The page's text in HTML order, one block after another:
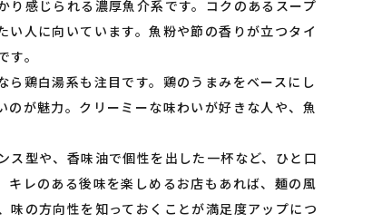
感じられる濃厚魚介系です。コクのあるスープ
人に向いています。魚粉や節の香りが立つタイ
。
鶏白湯系も注目です。鶏のうまみをベースにし
が魅力。クリーミーな味わいが好きな人や、魚
ス型や、香味油で個性を出した一杯など、ひと口
レのある後味を楽しめるお店もあれば、麺の風
の方向性を知っておくことが満足度アップにつ